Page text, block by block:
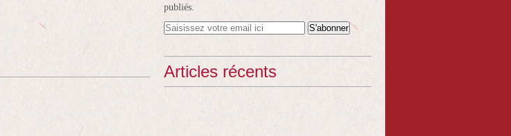
publiés.
Articles récents